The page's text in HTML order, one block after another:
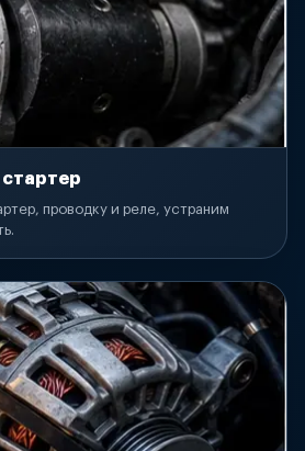
стартер
проводку и реле, устраним